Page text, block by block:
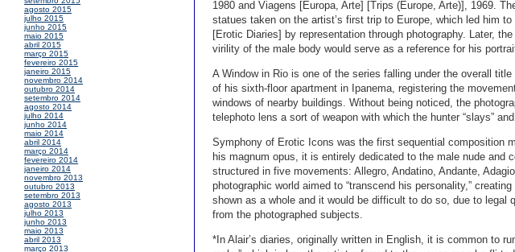
agosto 2015
julho 2015
junho 2015
maio 2015
abril 2015
março 2015
fevereiro 2015
janeiro 2015
novembro 2014
outubro 2014
setembro 2014
agosto 2014
julho 2014
junho 2014
maio 2014
abril 2014
março 2014
fevereiro 2014
janeiro 2014
novembro 2013
outubro 2013
setembro 2013
agosto 2013
julho 2013
junho 2013
maio 2013
abril 2013
março 2013
1980 and Viagens [Europa, Arte] [Trips (Europe, Arte)], 1969.
statues taken on the artist’s first trip to Europe, which led him
[Erotic Diaries] by representation through photography. Later,
virility of the male body would serve as a reference for his
A Window in Rio is one of the series falling under the overall
of his sixth-floor apartment in Ipanema, registering the
windows of nearby buildings. Without being noticed, the
telephoto lens a sort of weapon with which the hunter “slays”
Symphony of Erotic Icons was the first sequential composition
his magnum opus, it is entirely dedicated to the male nude and
structured in five movements: Allegro, Andatino, Andante,
photographic world aimed to “transcend his personality,”
shown as a whole and it would be difficult to do so, due to
from the photographed subjects.
*In Alair’s diaries, originally written in English, it is common to